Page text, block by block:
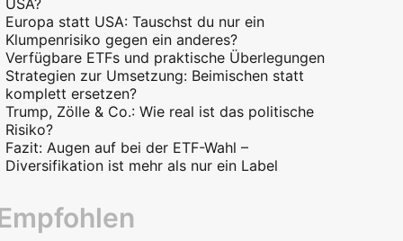
USA?
Europa statt USA: Tauschst du nur ein
Klumpenrisiko gegen ein anderes?
Verfügbare ETFs und praktische Überlegungen
Strategien zur Umsetzung: Beimischen statt
komplett ersetzen?
Trump, Zölle & Co.: Wie real ist das politische
Risiko?
Fazit: Augen auf bei der ETF-Wahl –
Diversifikation ist mehr als nur ein Label